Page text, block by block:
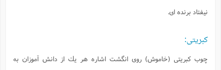
نيفتاد برنده اى.
كبريتى:
چوب كبريتى (خاموش) روى انگشت اشاره هر يك از دانش آموزان به